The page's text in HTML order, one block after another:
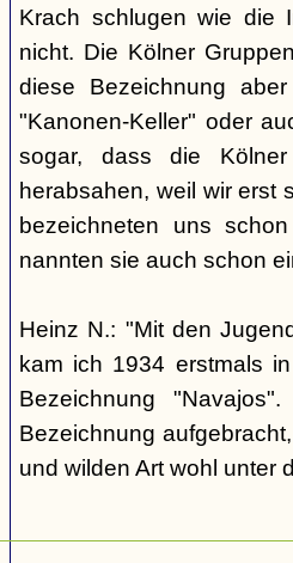
Krach schlugen wie die
nicht. Die Kölner
diese Bezeichnung
"Kanonen-Keller" oder
sogar, dass die
herabsahen, weil wir erst
bezeichneten uns
nannten sie auch schon
Heinz N.: "Mit den
kam ich 1934 erstmals
Bezeichnung
Bezeichnung
und wilden Art wohl unter